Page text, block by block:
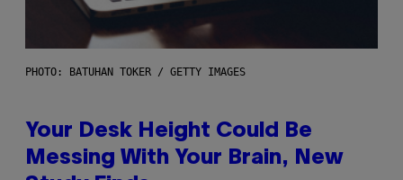
PHOTO: BATUHAN TOKER / GETTY IMAGES
Your Desk Height Could Be
Messing With Your Brain, New